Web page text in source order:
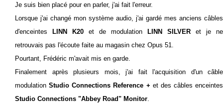
Je suis bien placé pour en parler, j'ai fait l'erreur.
Lorsque j'ai changé mon système audio, j'ai gardé mes anciens câbles
d'enceintes
LINN K20 et de modulation LINN SILVER et je ne
retrouvais pas l'écoute faite au magasin chez Opus 51.
Pourtant, Frédéric m'avait mis en garde.
Finalement après plusieurs mois, j'ai fait l'acquisition d'un câble
modulationStudio Connections Reference + et des câbles enceintes
Studio Connections "Abbey Road" Monitor